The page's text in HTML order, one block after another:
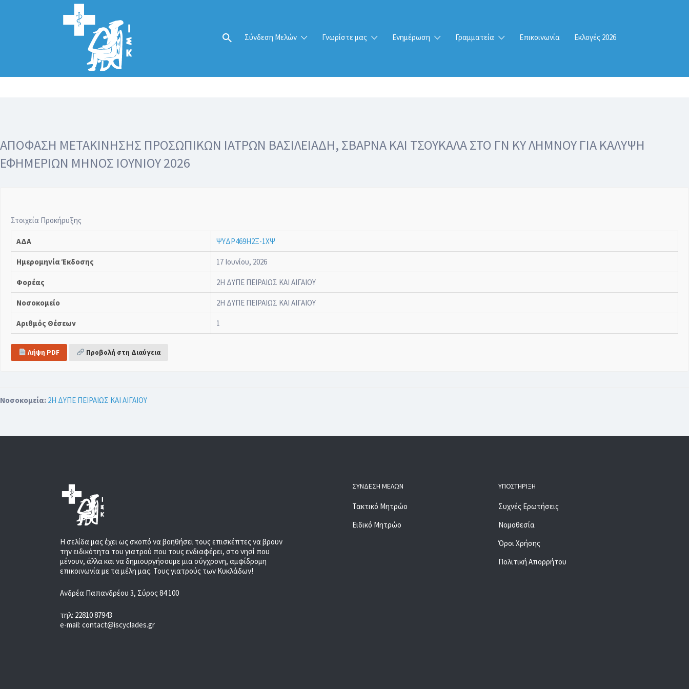
Σύνδεση Μελών Γνωρίστε μας Ενημέρωση Γραμματεία Επικοινωνία Εκλογές 2026
Αναζήτηση
για:
ΑΠΟΦΑΣΗ ΜΕΤΑΚΙΝΗΣΗΣ ΠΡΟΣΩΠΙΚΩΝ ΙΑΤΡΩΝ ΒΑΣΙΛΕΙΑΔΗ, ΣΒΑΡΝΑ ΚΑΙ ΤΣΟΥΚΑΛΑ ΣΤΟ ΓΝ ΚΥ ΛΗΜΝΟΥ ΓΙΑ ΚΑΛΥΨΗ
ΕΦΗΜΕΡΙΩΝ ΜΗΝΟΣ ΙΟΥΝΙΟΥ 2026
Στοιχεία Προκήρυξης
ΑΔΑ ΨΥΔΡ469Η2Ξ-1ΧΨ
Ημερομηνία Έκδοσης 17 Ιουνίου, 2026
Φορέας 2Η ΔΥΠΕ ΠΕΙΡΑΙΩΣ ΚΑΙ ΑΙΓΑΙΟΥ
Νοσοκομείο 2Η ΔΥΠΕ ΠΕΙΡΑΙΩΣ ΚΑΙ ΑΙΓΑΙΟΥ
Αριθμός Θέσεων 1
Λήψη PDF Προβολή στη Διαύγεια
Νοσοκομεία: 2Η ΔΥΠΕ ΠΕΙΡΑΙΩΣ ΚΑΙ ΑΙΓΑΙΟΥ
Η σελίδα μας έχει ως σκοπό να βοηθήσει τους επισκέπτες να βρουν
την ειδικότητα του γιατρού που τους ενδιαφέρει, στο νησί που
μένουν, άλλα και να δημιουργήσουμε μια σύγχρονη, αμφίδρομη
επικοινωνία με τα μέλη μας. Τους γιατρούς των Κυκλάδων!
Ανδρέα Παπανδρέου 3, Σύρος 84 100
τηλ: 22810 87943
e-mail: contact@iscyclades.gr
ΣΎΝΔΕΣΗ ΜΕΛΏΝ
Τακτικό Μητρώο
Ειδικό Μητρώο
ΥΠΟΣΤΉΡΙΞΗ
Συχνές Ερωτήσεις
Νομοθεσία
Όροι Χρήσης
Πολιτική Απορρήτου